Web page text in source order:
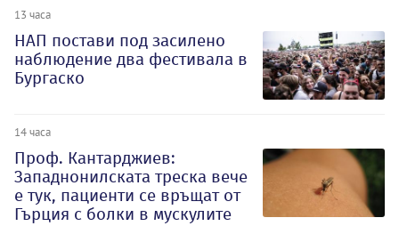
13 часа
НАП постави под засилено
наблюдение два фестивала в
Бургаско
14 часа
Проф. Кантарджиев:
Западнонилската треска вече
е тук, пациенти се връщат от
Гърция с болки в мускулите